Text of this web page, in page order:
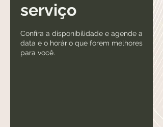
serviço
Confira a disponibilidade e agende a
data e o horário que forem melhores
para você.